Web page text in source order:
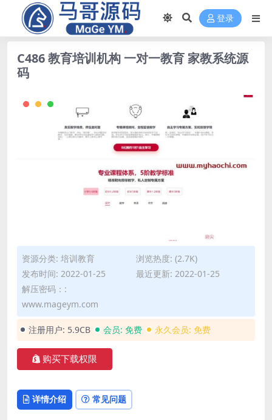
登录
C486 教育培训机构 一对一教育 家教系统源
码
资源分类: 培训教育
浏览热度: (2.7K)
发布时间: 2022-01-25
最近更新: 2022-01-25
解压密码：:
www.mageym.com
注册用户: 5.9CB 会员: 免费 永久会员: 免费
购买下载权限
详情介绍 常见问题